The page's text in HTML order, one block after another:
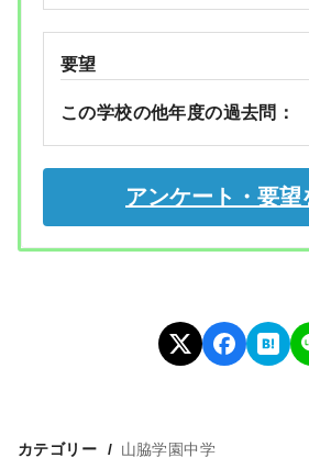
要望
この学校の他年度の過去問：
カテゴリー
山脇学園中学